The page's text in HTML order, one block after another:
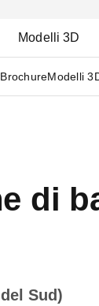
Modelli 3D
BrochureModelli
di
Sud)